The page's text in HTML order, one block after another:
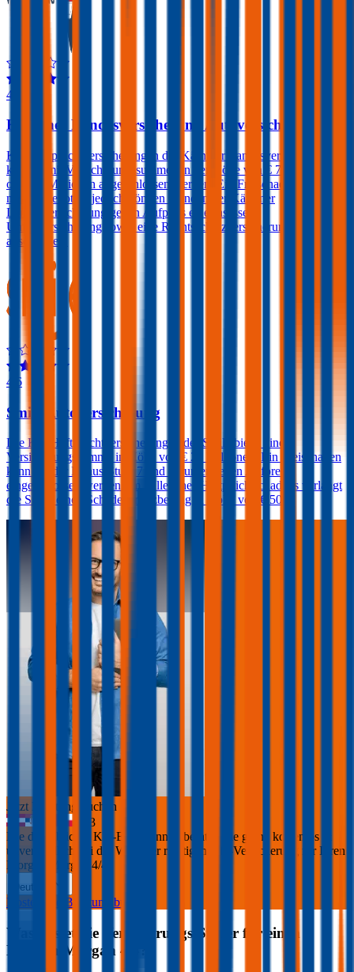
4,0
Kärntner Landesversicherung Autoversicherung
Kfz-Haftpflichtversicherungen der Kärntner Landesversicherung
können mit Versicherungssummen in der Höhe von € 7,6, 10, 15
oder 20 Millionen abgeschlossen werden. Ein Freischaden wird
nicht angeboten, jedoch können Kunden der Kärntner
Landesversicherung gegen Aufpreis eine Insassen-
Unfallversicherung sowie eine Rechtsschutzversicherung
abschließen.
4,6
Smile Autoversicherung
Die Kfz-Haftpflichtversicherungen der Smile bietet eine
Versicherungssumme in Höhe von € 20 Millionen. Ein Freischaden
kann bei der Bonus-Stufe 7 und darunter gegen Aufpreis
eingeschlossen werden. Im Falle eines Haftpflichtschadens verlangt
die Smile einen Schadenersatzbeitrag in Höhe von € 500.
Jetzt Beratung buchen
3
Die durchblicker Kfz-Expert:innen beraten Sie gerne kostenlos &
unverbindlich bei der Wahl der richtigen Kfz-Versicherung für Ihren
Morgan Morgan 4/4
Deutsch
Kostenlose Beratung buchen
Was kostet die Versicherungs-Steuer für einen
Morgan
Morgan 4/4